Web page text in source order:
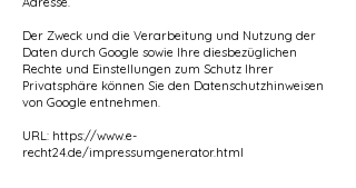
Der Zweck und die Verarbeitung und Nutzung der
Daten durch Google sowie Ihre diesbezüglichen
Rechte und Einstellungen zum Schutz Ihrer
Privatsphäre können Sie den Datenschutzhinweisen
von Google entnehmen.
URL: https://www.e-
recht24.de/impressumgenerator.html